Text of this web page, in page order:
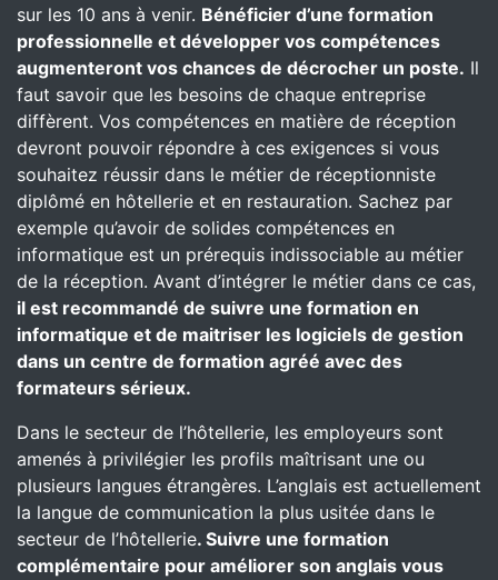
sur les 10 ans à venir. Bénéficier d’une formation
professionnelle et développer vos compétences
augmenteront vos chances de décrocher un poste. Il
faut savoir que les besoins de chaque entreprise
diffèrent. Vos compétences en matière de réception
devront pouvoir répondre à ces exigences si vous
souhaitez réussir dans le métier de réceptionniste
diplômé en hôtellerie et en restauration. Sachez par
exemple qu’avoir de solides compétences en
informatique est un prérequis indissociable au métier
de la réception. Avant d’intégrer le métier dans ce cas,
il est recommandé de suivre une formation en
informatique et de maitriser les logiciels de gestion
dans un centre de formation agréé avec des
formateurs sérieux.
Dans le secteur de l’hôtellerie, les employeurs sont
amenés à privilégier les profils maîtrisant une ou
plusieurs langues étrangères. L’anglais est actuellement
la langue de communication la plus usitée dans le
secteur de l’hôtellerie. Suivre une formation
complémentaire pour améliorer son anglais vous